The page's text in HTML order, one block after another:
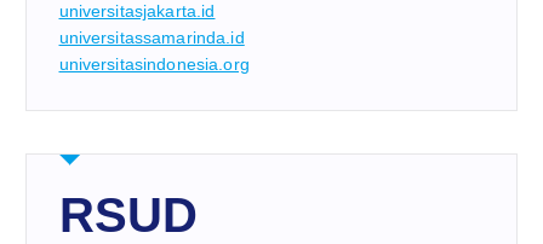
universitasjakarta.id
universitassamarinda.id
universitasindonesia.org
RSUD